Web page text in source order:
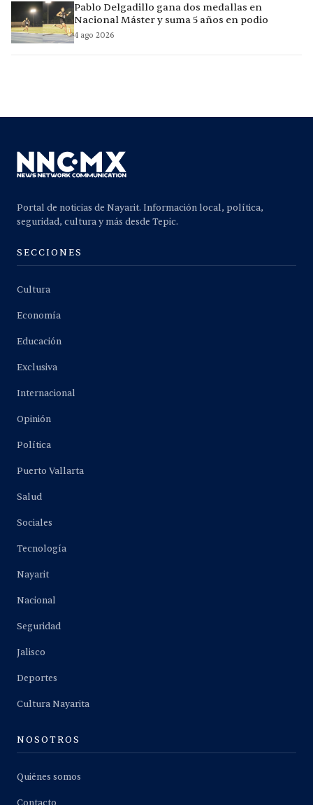
Pablo Delgadillo gana dos medallas en
Nacional Máster y suma 5 años en podio
4 ago 2026
Portal de noticias de Nayarit. Información local, política,
seguridad, cultura y más desde Tepic.
SECCIONES
Cultura
Economía
Educación
Exclusiva
Internacional
Opinión
Política
Puerto Vallarta
Salud
Sociales
Tecnología
Nayarit
Nacional
Seguridad
Jalisco
Deportes
Cultura Nayarita
NOSOTROS
Quiénes somos
Contacto